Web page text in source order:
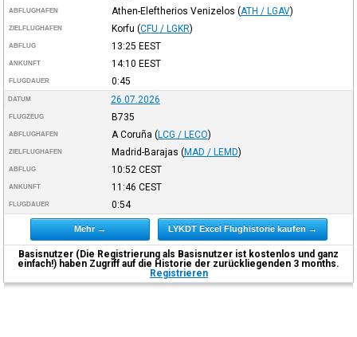
ABFLUGHAFEN Athen-Eleftherios Venizelos (ATH / LGAV)
ZIELFLUGHAFEN Korfu (CFU / LGKR)
ABFLUG 13:25 EEST
ANKUNFT 14:10 EEST
FLUGDAUER 0:45
DATUM 26.07.2026
FLUGZEUG B735
ABFLUGHAFEN A Coruña (LCG / LECO)
ZIELFLUGHAFEN Madrid-Barajas (MAD / LEMD)
ABFLUG 10:52 CEST
ANKUNFT 11:46 CEST
FLUGDAUER 0:54
Mehr → LYKDT Excel Flughistorie kaufen →
Basisnutzer (Die Registrierung als Basisnutzer ist kostenlos und ganz
einfach!) haben Zugriff auf die Historie der zurückliegenden 3 months.
Registrieren